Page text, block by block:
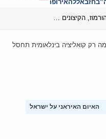
חזבאללהאירופהאנטישמיות
רק קואליציה בינלאומית תחסל
האיום האיראני על ישראל